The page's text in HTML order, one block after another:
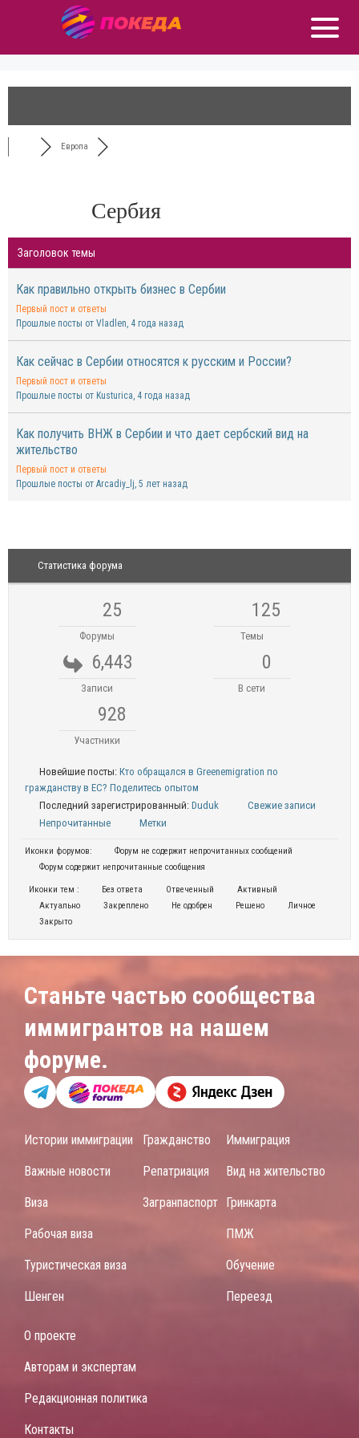
Европа
Сербия
Заголовок темы
Как правильно открыть бизнес в Сербии
Первый пост и ответы
Прошлые посты от Vladlen, 4 года назад
Как сейчас в Сербии относятся к русским и России?
Первый пост и ответы
Прошлые посты от Kusturica, 4 года назад
Как получить ВНЖ в Сербии и что дает сербский вид на
жительство
Первый пост и ответы
Прошлые посты от Arcadiy_lj, 5 лет назад
Статистика форума
25
Форумы
125
Темы
6,443
Записи
0
В сети
928
Участники
Новейшие посты: Кто обращался в Greenemigration по
гражданству в ЕС? Поделитесь опытом
Последний зарегистрированный: Duduk
Свежие записи
Непрочитанные
Метки
Иконки форумов:
Форум не содержит непрочитанных сообщений
Форум содержит непрочитанные сообщения
Иконки тем : Без ответа Отвеченный
Активный
Актуально
Закреплено Не одобрен Решено
Личное
Закрыто
Станьте частью сообщества
иммигрантов на нашем
форуме.
Истории иммиграции
Важные новости
Виза
Рабочая виза
Туристическая виза
Шенген
Гражданство
Репатриация
Загранпаспорт
Иммиграция
Вид на жительство
Гринкарта
ПМЖ
Обучение
Переезд
О проекте
Авторам и экспертам
Редакционная политика
Контакты